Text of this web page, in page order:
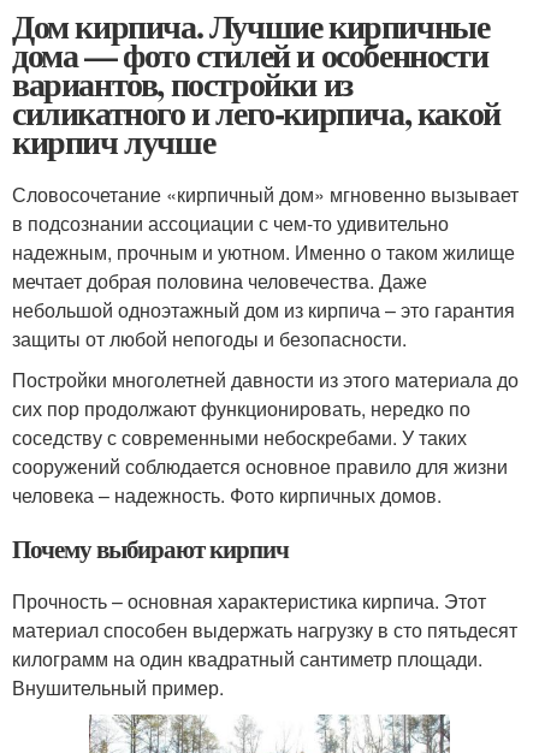
Дом кирпича. Лучшие кирпичные
дома — фото стилей и особенности
вариантов, постройки из
силикатного и лего-кирпича, какой
кирпич лучше
Словосочетание «кирпичный дом» мгновенно вызывает
в подсознании ассоциации с чем-то удивительно
надежным, прочным и уютном. Именно о таком жилище
мечтает добрая половина человечества. Даже
небольшой одноэтажный дом из кирпича – это гарантия
защиты от любой непогоды и безопасности.
Постройки многолетней давности из этого материала до
сих пор продолжают функционировать, нередко по
соседству с современными небоскребами. У таких
сооружений соблюдается основное правило для жизни
человека – надежность. Фото кирпичных домов.
Почему выбирают кирпич
Прочность – основная характеристика кирпича. Этот
материал способен выдержать нагрузку в сто пятьдесят
килограмм на один квадратный сантиметр площади.
Внушительный пример.